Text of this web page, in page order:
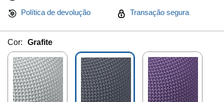
Política de devolução Transação segura
Cor: Grafite